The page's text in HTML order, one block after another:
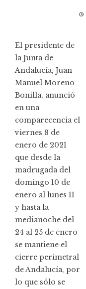
El presidente de
la Junta de
Andalucía, Juan
Manuel Moreno
Bonilla, anunció
en una
comparecenciael
viernes 8 de
enero de 2021
que desde la
madrugada del
domingo 10 de
enero al lunes 11
y hasta la
medianoche del
24 al 25 de enero
se mantiene el
cierre perimetral
de Andalucía, por
lo que sólo se